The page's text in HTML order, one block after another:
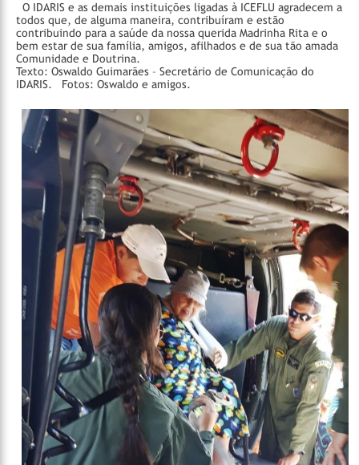
O IDARIS e as demais instituições ligadas à ICEFLU agradecem a
todos que, de alguma maneira, contribuíram e estão
contribuindo para a saúde da nossa querida Madrinha Rita e o
bem estar de sua família, amigos, afilhados e de sua tão amada
Comunidade e Doutrina.
Texto: Oswaldo Guimarães – Secretário de Comunicação do
IDARIS.
Fotos: Oswaldo e amigos.